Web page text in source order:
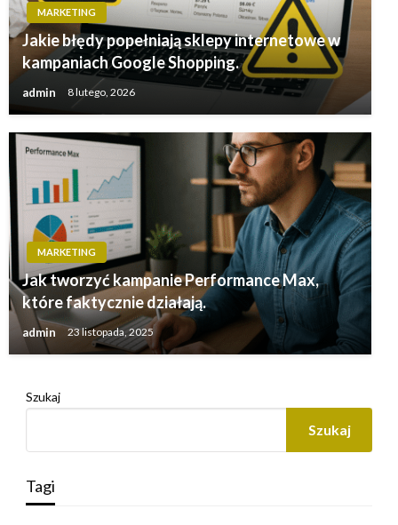
MARKETING
Jakie błędy popełniają sklepy internetowe w
kampaniach Google Shopping.
admin 8 lutego, 2026
MARKETING
Jak tworzyć kampanie Performance Max,
które faktycznie działają.
admin 23 listopada, 2025
Szukaj
Szukaj
Tagi